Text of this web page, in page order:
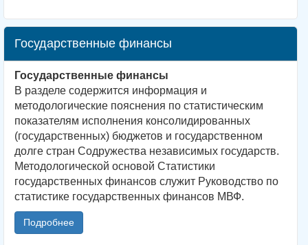
Государственные финансы
Государственные финансы
В разделе содержится информация и
методологические пояснения по статистическим
показателям исполнения консолидированных
(государственных) бюджетов и государственном
долге стран Содружества независимых государств.
Методологической основой Статистики
государственных финансов служит Руководство по
статистике государственных финансов МВФ.
Подробнее